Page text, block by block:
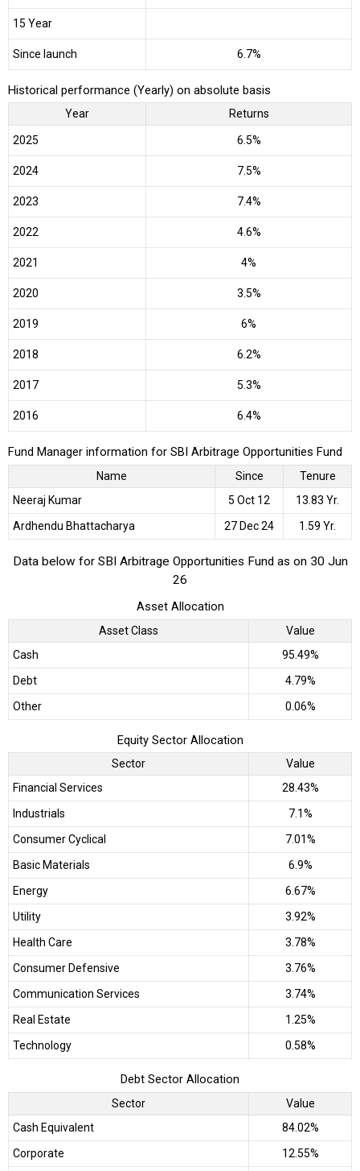
15 Year
Since launch 6.7%
Historical performance (Yearly) on absolute basis
Year Returns
2025 6.5%
2024 7.5%
2023 7.4%
2022 4.6%
2021 4%
2020 3.5%
2019 6%
2018 6.2%
2017 5.3%
2016 6.4%
Fund Manager information for SBI Arbitrage Opportunities Fund
Name Since
Tenure
Neeraj Kumar
5 Oct 12
13.83 Yr.
Ardhendu Bhattacharya
27 Dec 24 1.59 Yr.
Data below for SBI Arbitrage Opportunities Fund as on 30 Jun
26
Asset Allocation
Asset Class
Value
Cash
95.49%
Debt
4.79%
Other
0.06%
Equity Sector Allocation
Sector
Value
Financial Services
28.43%
Industrials
7.1%
Consumer Cyclical
7.01%
Basic Materials
6.9%
Energy
6.67%
Utility
3.92%
Health Care
3.78%
Consumer Defensive
3.76%
Communication Services
3.74%
Real Estate
1.25%
Technology
0.58%
Debt Sector Allocation
Sector
Value
Cash Equivalent
84.02%
Corporate
12.55%